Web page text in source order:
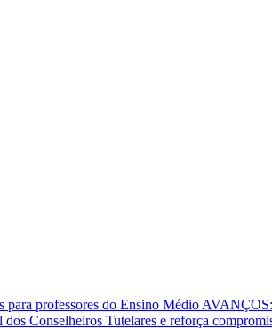
para professores do Ensino Médio
Conselheiros Tutelares e reforça